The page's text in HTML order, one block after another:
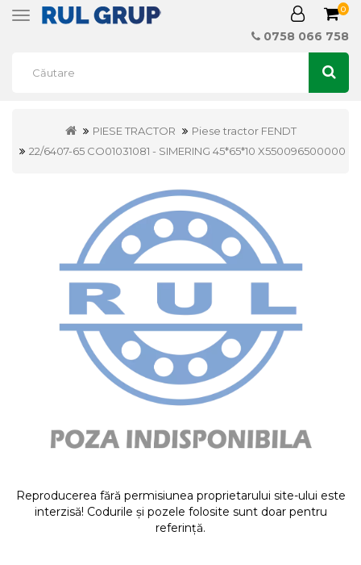
Toggle
0
0758 066 758
PIESE TRACTOR
Piese tractor FENDT
22/6407-65 CO01031081 - SIMERING 45*65*10 X550096500000
Reproducerea fără permisiunea proprietarului site-ului este
interzisă! Codurile și pozele folosite sunt doar pentru
referință.